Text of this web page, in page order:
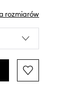
rozmiarów